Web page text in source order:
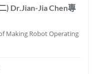
) Dr.Jian-Jia Chen專
Making Robot Operating